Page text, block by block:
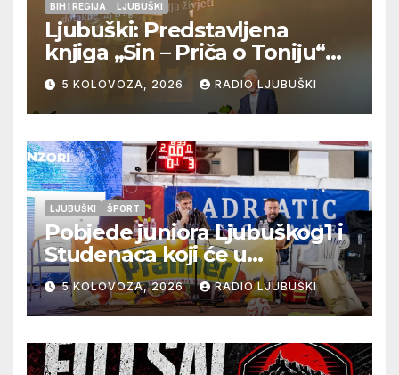
BIH I REGIJA LJUBUŠKI
Ljubuški: Predstavljena
knjiga „Sin – Priča o Toniju“
dr. sc. Zdenka Hercega
5 KOLOVOZA, 2026 RADIO LJUBUŠKI
LJUBUŠKI ŠPORT
Pobjede juniora Ljubuškog1 i
Studenaca koji će u
međusobnom susretu
odlučiti o prvom mjestu u
skupini “A”, seniori Teskere
upisali treću pobjedu,
Radišići “otpali”, a Humac se
5 KOLOVOZA, 2026 RADIO LJUBUŠKI